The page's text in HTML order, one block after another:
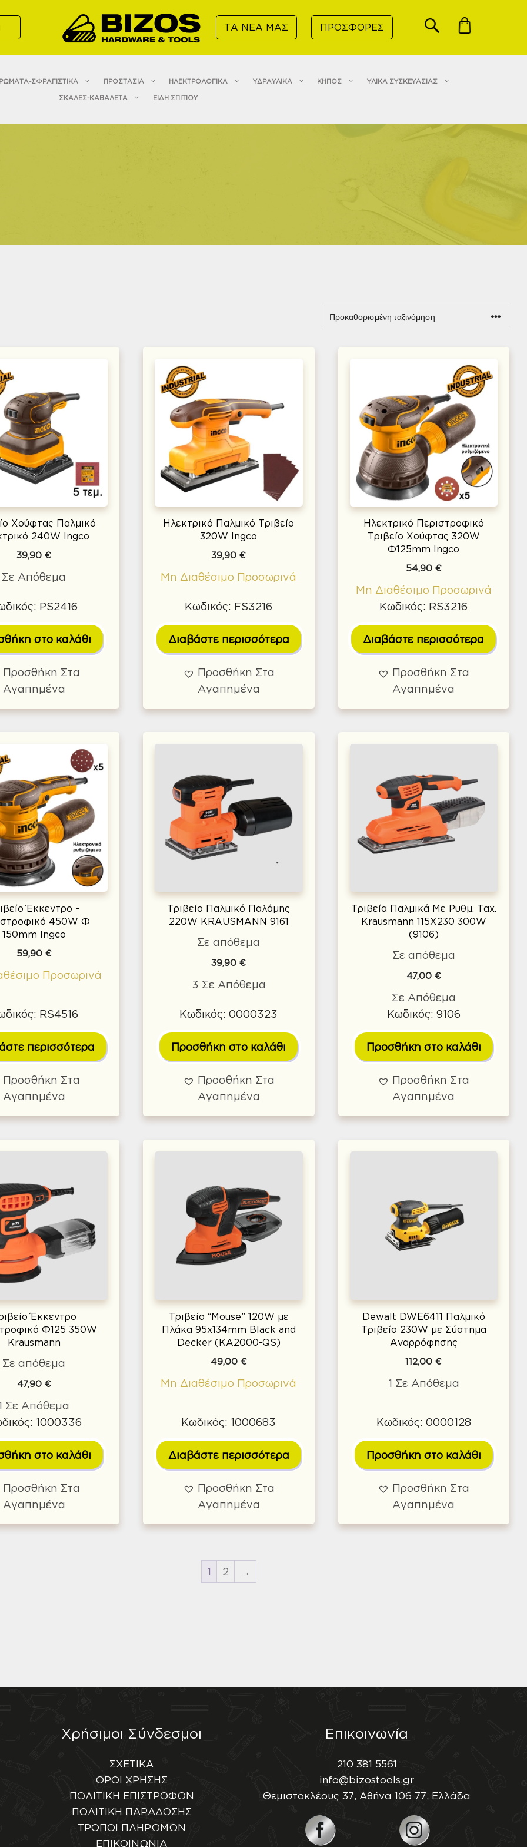
ΤΑ ΝΕΑ ΜΑΣ ΠΡΟΣΦΟΡΕΣ
ΣΦΡΑΓΙΣΤΙΚΑ ΠΡΟΣΤΑΣΙΑ ΗΛΕΚΤΡΟΛΟΓΙΚΑ ΥΔΡΑΥΛΙΚΑ ΚΗΠΟΣ ΥΛΙΚΑ ΣΥΣΚΕΥΑΣΙΑΣ
ΣΚΑΛΕΣ-ΚΑΒΑΛΕΤΑ ΕΙΔΗ ΣΠΙΤΙΟΥ
Χούφτας Παλμικό
240W Ingco
39,90€
Σε Απόθεμα
PS2416
στο καλάθι
Προσθήκη Στα
Αγαπημένα
Ηλεκτρικό Παλμικό Τριβείο
320W Ingco
39,90€
Μη Διαθέσιμο Προσωρινά
Κωδικός: FS3216
Διαβάστε περισσότερα
Προσθήκη Στα
Αγαπημένα
Ηλεκτρικό Περιστροφικό
Τριβείο Χούφτας 320W
Φ125mm Ingco
54,90 €
Μη Διαθέσιμο Προσωρινά
Κωδικός: RS3216
Διαβάστε περισσότερα
Προσθήκη Στα
Αγαπημένα
Έκκεντρο –
450W Φ
150mm Ingco
59,90 €
Προσωρινά
RS4516
περισσότερα
Προσθήκη Στα
Αγαπημένα
Τριβείο Παλμικό Παλάμης
220W KRAUSMANN 9161
Σε απόθεμα
39,90€
3 Σε Απόθεμα
Κωδικός: 0000323
Προσθήκη στο καλάθι
Προσθήκη Στα
Αγαπημένα
Τριβεία Παλμικά Με Ρυθμ. Ταχ.
Krausmann 115Χ230 300W
(9106)
Σε απόθεμα
47,00 €
Σε Απόθεμα
Κωδικός: 9106
Προσθήκη στο καλάθι
Προσθήκη Στα
Αγαπημένα
Έκκεντρο
Φ125 350W
Krausmann
Σε απόθεμα
47,90 €
Σε Απόθεμα
1000336
στο καλάθι
Προσθήκη Στα
Αγαπημένα
Τριβείο “Mouse” 120W με
Πλάκα 95x134mm Black and
Decker (KA2000-QS)
49,00 €
Μη Διαθέσιμο Προσωρινά
Κωδικός: 1000683
Διαβάστε περισσότερα
Προσθήκη Στα
Αγαπημένα
Dewalt DWE6411 Παλμικό
Τριβείο 230W με Σύστημα
Αναρρόφησης
112,00€
1 Σε Απόθεμα
Κωδικός: 0000128
Προσθήκη στο καλάθι
Προσθήκη Στα
Αγαπημένα
1 2 →
Χρήσιμοι Σύνδεσμοι
ΣΧΕΤΙΚΑ
ΟΡΟΙ ΧΡΗΣΗΣ
ΠΟΛΙΤΙΚΗ ΕΠΙΣΤΡΟΦΩΝ
ΠΟΛΙΤΙΚΗ ΠΑΡΑΔΟΣΗΣ
ΤΡΟΠΟΙ ΠΛΗΡΩΜΩΝ
ΕΠΙΚΟΙΝΩΝΙΑ
Επικοινωνία
210 381 5561
info@bizostools.gr
Θεμιστοκλέους 37, Αθήνα 106 77, Ελλάδα